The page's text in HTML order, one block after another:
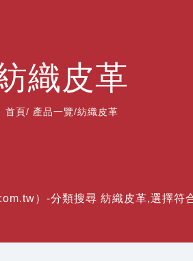
織皮革
首頁/ 產品一覽/紡織皮革
）-分類搜尋 紡織皮革,選擇符